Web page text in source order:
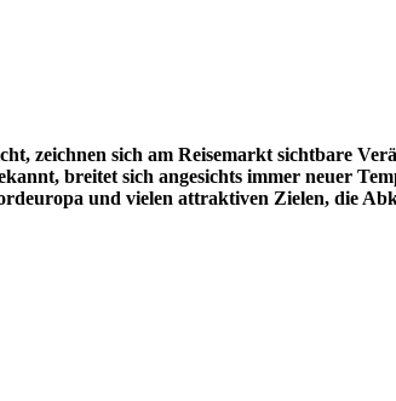
zeichnen sich am Reisemarkt sichtbare
breitet sich angesichts immer neuer
und vielen attraktiven Zielen, die